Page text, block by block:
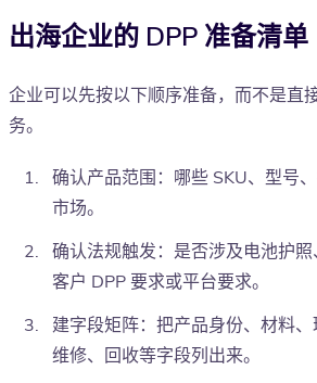
出海企业的 DPP 准备清单
企业可以先按以下顺序准备，而不是直
务。
确认产品范围：哪些 SKU、型号
市场。
确认法规触发：是否涉及电池护照
客户 DPP 要求或平台要求。
建字段矩阵：把产品身份、材料、
维修、回收等字段列出来。